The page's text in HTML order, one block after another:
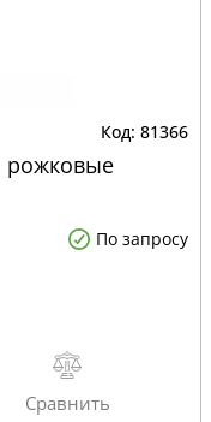
81366
рожковые
По запросу